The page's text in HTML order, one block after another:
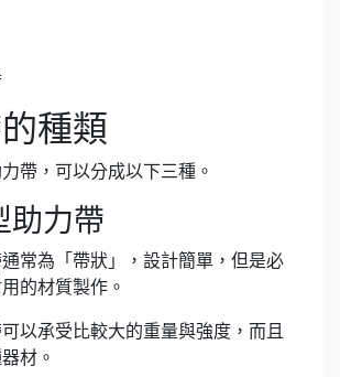
種類
帶，可以分成以下三種。
助力帶
常為「帶狀」，設計簡單，但是必
的材質製作。
以承受比較大的重量與強度，而且
材。